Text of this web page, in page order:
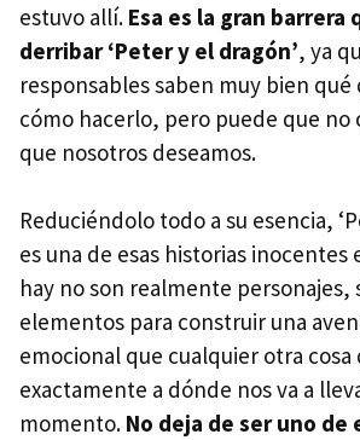
estuvo allí. Esa es la gran barrera
derribar ‘Peter y el dragón’, ya
responsables saben muy bien
cómo hacerlo, pero puede que no
que nosotros deseamos.
Reduciéndolo todo a su esencia,
es una de esas historias inocentes
hay no son realmente personajes,
elementos para construir una
emocional que cualquier otra cosa
exactamente a dónde nos va a
momento. No deja de ser uno de